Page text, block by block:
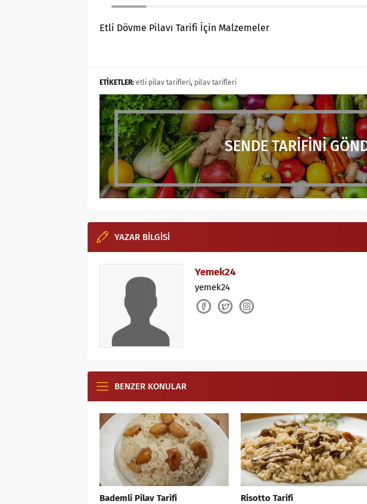
Etli Dövme Pilavı Tarifi İçin Malzemeler
ETİKETLER: etli pilav tarifleri, pilav tarifleri
SENDE TARİFİNİ
YAZAR BİLGİSİ
Yemek24
yemek24
BENZER KONULAR
Bademli Pilav Tarifi Risotto Tarifi